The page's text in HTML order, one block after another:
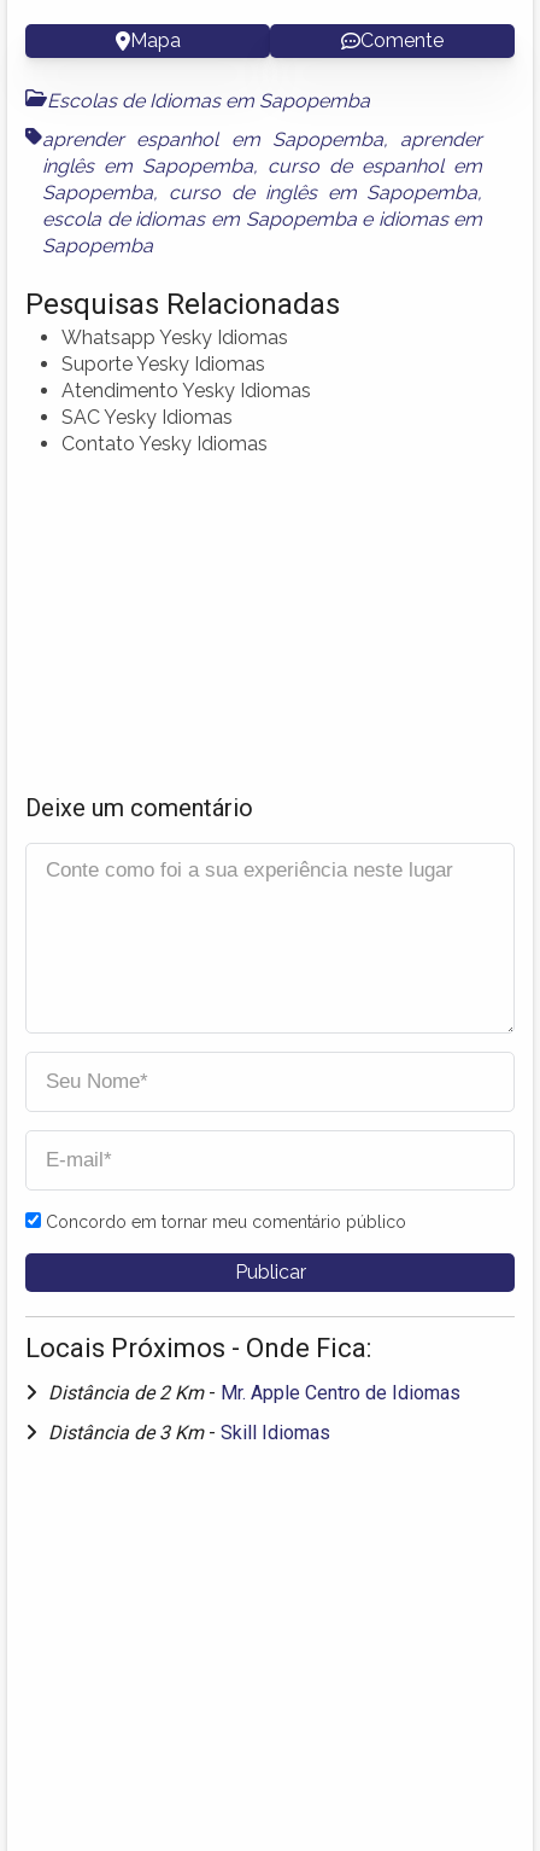
Mapa Comente
Escolas de Idiomas em Sapopemba
aprender espanhol em Sapopemba, aprender
inglês em Sapopemba, curso de espanhol em
Sapopemba, curso de inglês em Sapopemba,
escola de idiomas em Sapopembae idiomas em
Sapopemba
Pesquisas Relacionadas
Whatsapp Yesky Idiomas
Suporte Yesky Idiomas
Atendimento Yesky Idiomas
SAC Yesky Idiomas
Contato Yesky Idiomas
Deixe um comentário
Concordo em tornar meu comentário público
Locais Próximos - Onde Fica:
Distância de 2 Km - Mr. Apple Centro de Idiomas
Distância de 3 Km - Skill Idiomas